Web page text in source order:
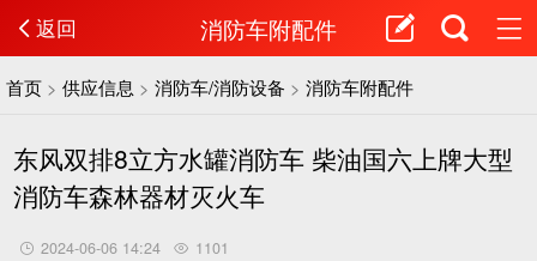
返回 消防车附配件
首页 >供应信息 >消防车/消防设备 >消防车附配件
东风双排8立方水罐消防车 柴油国六上牌大型
消防车森林器材灭火车
2024-06-06 14:24 1101